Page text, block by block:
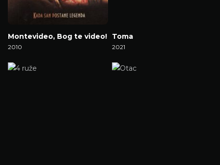
Montevideo, Bog te video!
2010
Toma
2021